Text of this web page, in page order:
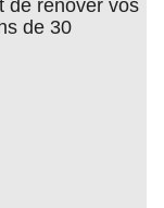
de rénover vos
de 30